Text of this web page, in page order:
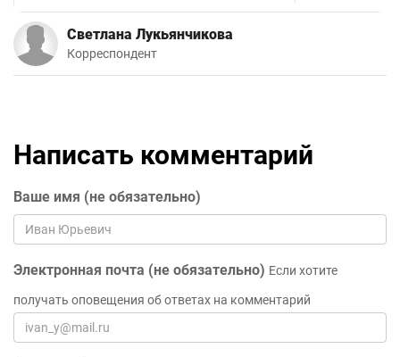
Светлана Лукьянчикова
Корреспондент
Написать комментарий
Ваше имя (не обязательно)
Электронная почта (не обязательно) Если хотите
получать оповещения об ответах на комментарий